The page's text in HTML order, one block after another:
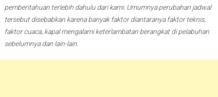
pemberitahuan terlebih dahulu dari kami. Umumnya perubahan jadwal
tersebut disebabkan karena banyak faktor diantaranya faktor teknis,
faktor cuaca, kapal mengalami keterlambatan berangkat di pelabuhan
sebelumnya dan lain-lain.